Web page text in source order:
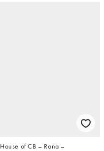
House of CB – Rona –